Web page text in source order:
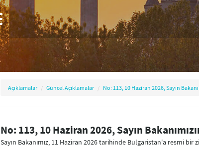
Açıklamalar Güncel Açıklamalar No: 113, 10 Haziran 2026, Sayın
No: 113, 10 Haziran 2026, Sayın
Sayın Bakanımız, 11 Haziran 2026 tarihinde Bulgaristan'a resmi bir